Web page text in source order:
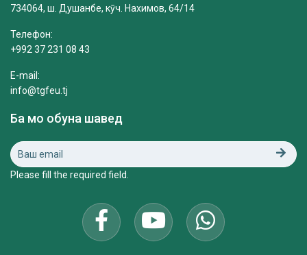
734064, ш. Душанбе, кӯч. Нахимов, 64/14
Телефон:
+992 37 231 08 43
E-mail:
info@tgfeu.tj
Ба мо обуна шавед
Please fill the required field.